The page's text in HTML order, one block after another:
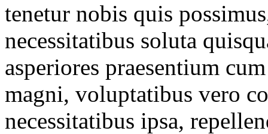
tenetur nobis quis
necessitatibus soluta
asperiores praesentium
magni, voluptatibus vero
necessitatibus ipsa,